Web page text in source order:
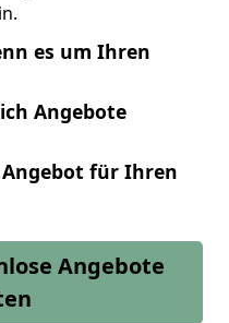
es um Ihren
Angebote
Angebot für Ihren
Angebote